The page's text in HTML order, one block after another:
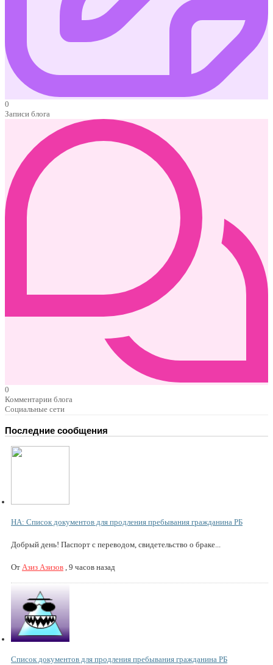
0
Записи блога
0
Комментарии блога
Социальные сети
Последние сообщения
НА: Список документов для продления пребывания гражданина РБ
Добрый день! Паспорт с переводом, свидетельство о браке...
От Азиз Азизов 9 часов назад
Список документов для продления пребывания гражданина РБ